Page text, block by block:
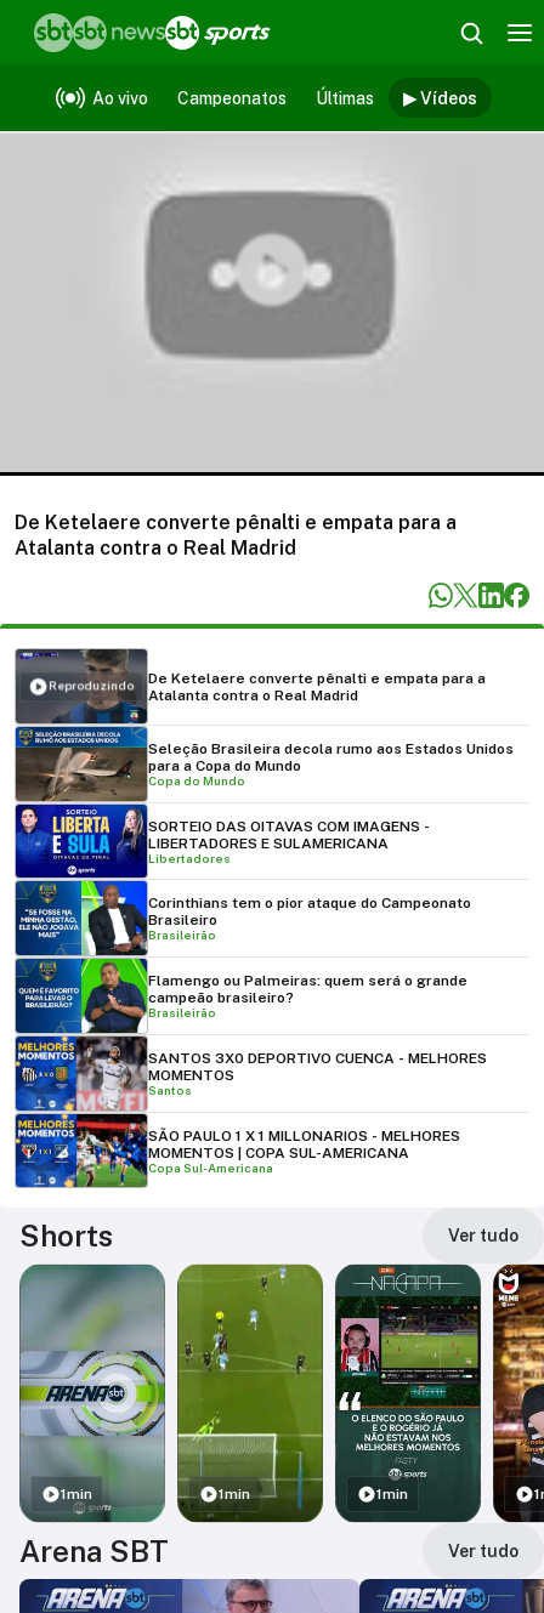
Ao vivo Campeonatos Últimas ▶ Vídeos
Vídeos
De Ketelaere converte pênalti e empata para a
Atalanta contra o Real Madrid
Reproduzindo
De Ketelaere converte pênalti e empata para a
Atalanta contra o Real Madrid
Seleção Brasileira decola rumo aos Estados Unidos
para a Copa do Mundo
Copa do Mundo
SORTEIO DAS OITAVAS COM IMAGENS -
LIBERTADORES E SULAMERICANA
Libertadores
Corinthians tem o pior ataque do Campeonato
Brasileiro
Brasileirão
Flamengo ou Palmeiras: quem será o grande
campeão brasileiro?
Brasileirão
SANTOS 3X0 DEPORTIVO CUENCA - MELHORES
MOMENTOS
Santos
SÃO PAULO 1 X 1 MILLONARIOS - MELHORES
MOMENTOS | COPA SUL-AMERICANA
Copa Sul-Americana
Shorts Ver tudo
1min 1min 1min
Arena SBT Ver tudo